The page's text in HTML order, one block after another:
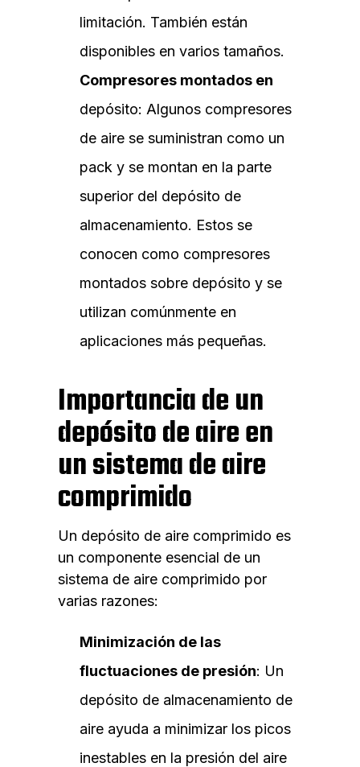
limitación. También están
disponibles en varios tamaños.
Compresores montados en
depósito: Algunos compresores
de aire se suministran como un
pack y se montan en la parte
superior del depósito de
almacenamiento. Estos se
conocen como compresores
montados sobre depósito y se
utilizan comúnmente en
aplicaciones más pequeñas.
Importancia de un
depósito de aire en
un sistema de aire
comprimido
Un depósito de aire comprimido es
un componente esencial de un
sistema de aire comprimido por
varias razones:
Minimización de las
fluctuaciones de presión: Un
depósito de almacenamiento de
aire ayuda a minimizar los picos
inestables en la presión del aire